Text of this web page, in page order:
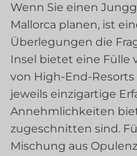
Wenn Sie einen
Mallorca planen, ist
Überlegungen die
Insel bietet eine Fülle
von High-End-
jeweils einzigartige
Annehmlichkeiten
zugeschnitten sind.
Mischung aus